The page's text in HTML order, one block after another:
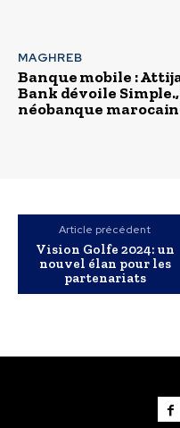
MAGHREB
Banque mobile :
Bank dévoile
néobanque
Article précédent
Vision Golfe 2024: un
nouvel élan pour les
partenariats